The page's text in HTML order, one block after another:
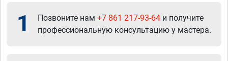
1 Позвоните нам +7 861 217-93-64 и получите
профессиональную консультацию у мастера.